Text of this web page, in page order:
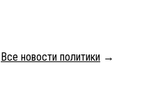
Все новости политики →